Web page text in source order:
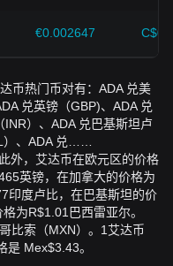
€0.002647
币热门币对有：ADA 兑美
兑英镑（GBP)、ADA 兑
）、ADA 兑巴基斯坦卢
）、ADA 兑……
外，艾达币在欧元区的价格
英镑，在加拿大的价格为
印度卢比，在巴基斯坦的价
为R$1.01巴西雷亚尔。
比索（MXN）。1艾达币
是 Mex$3.43。